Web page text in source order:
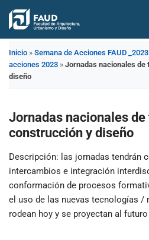
Saltar
contenido
Inicio » Semana de Acciones FAUD _2023
acciones 2023 » Jornadas nacionales
diseño
Jornadas nacionales
construcción y diseño
Descripción: las jornadas tendrán
intercambios e integración
conformación de procesos
el uso de las nuevas tecnologías /
rodean hoy y se proyectan al